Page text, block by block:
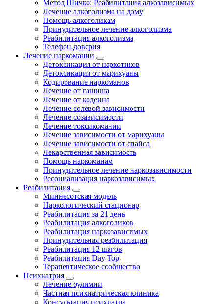
Метод Шичко: Реабилитация алкозависимых
Лечение алкоголизма на дому
Помощь алкоголикам
Принудительное лечение алкоголизма
Реабилитация алкоголизма
Телефон доверия
Лечение наркомании
Детоксикация от наркотиков
Детоксикация от марихуаны
Кодирование наркоманов
Лечение от гашиша
Лечение от кодеина
Лечение солевой зависимости
Лечение созависимости
Лечение токсикомании
Лечение зависимости от марихуаны
Лечение зависимости от спайса
Лекарственная зависимость
Помощь наркоманам
Принудительное лечение наркозависимости
Ресоциализация наркозависимых
Реабилитация
Миннесотская модель
Наркологический стационар
Реабилитация за 21 день
Реабилитация алкоголиков
Реабилитация наркозависимых
Принудительная реабилитация
Реабилитация 12 шагов
Реабилитация Day Top
Терапевтическое сообщество
Психиатрия
Лечение булимии
Частная психиатрическая клиника
Консультация психиатра